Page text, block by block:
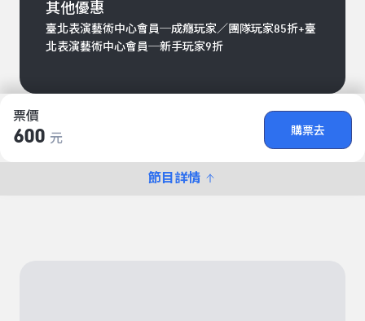
票價
600 元
購票去
節目詳情
其他優惠
臺北表演藝術中心會員─成癮玩家／團隊玩家85折+臺
北表演藝術中心會員─新手玩家9折